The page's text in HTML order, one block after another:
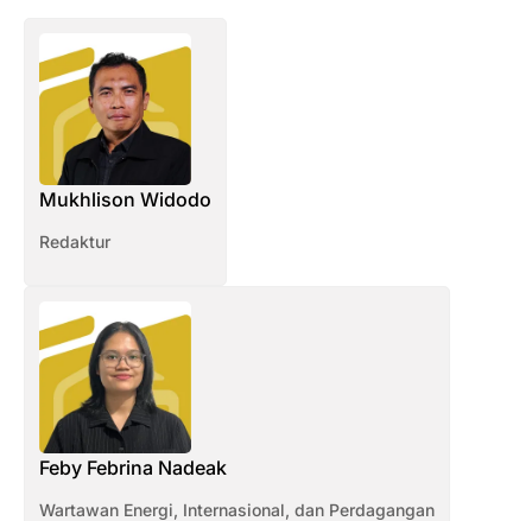
Mukhlison Widodo
Redaktur
Feby Febrina Nadeak
Wartawan Energi, Internasional, dan Perdagangan